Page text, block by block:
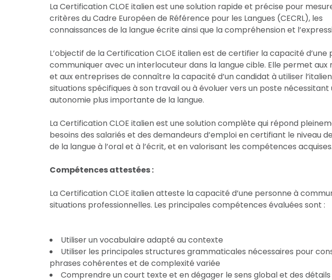
La Certification CLOE italien est une solution rapide et précise pour
critères du Cadre Européen de Référence pour les Langues (CECRL), les
connaissances de la langue écrite ainsi que la compréhension et
L’objectif de la Certification CLOE italien est de certifier la capacité d’une
communiquer avec un interlocuteur dans la langue cible. Elle permet aux
et aux entreprises de connaître la capacité d’un candidat à utiliser
situations spécifiques à son travail ou à évoluer vers un poste nécessitant
autonomie plus importante de la langue.
La Certification CLOE italien est une solution complète qui répond
besoins des salariés et des demandeurs d’emploi en certifiant le niveau
de la langue à l’oral et à l’écrit, et en valorisant les compétences acquises.
Compétences attestées :
La Certification CLOE italien atteste la capacité d’une personne à
situations professionnelles. Les principales compétences évaluées sont :
Utiliser un vocabulaire adapté au contexte
Utiliser les principales structures grammaticales nécessaires pour
phrases cohérentes et de complexité variée
Comprendre un court texte et en dégager le sens global et des détails